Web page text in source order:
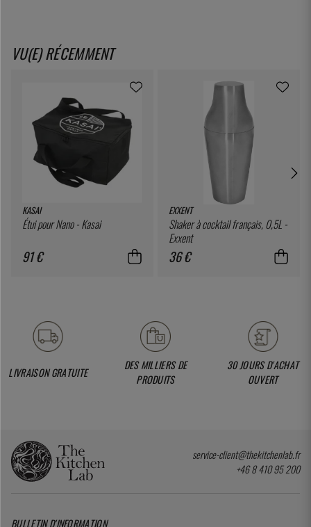
VU(E) RÉCEMMENT
KASAI
Étui pour Nano - Kasai
91 €
EXXENT
Shaker à cocktail français, 0,5L -
Exxent
36 €
LIVRAISON GRATUITE
DES MILLIERS DE
PRODUITS
30 JOURS D'ACHAT
OUVERT
service-client@thekitchenlab.fr
+46 8 410 95 200
BULLETIN D'INFORMATION